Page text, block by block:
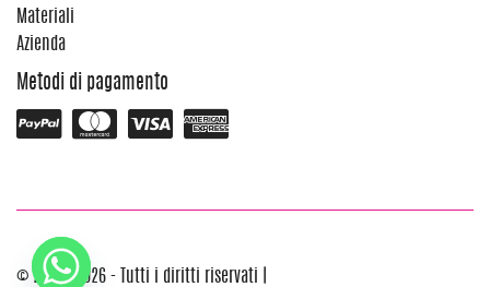
Materiali
Azienda
Metodi di pagamento
© 2012 - 2026 - Tutti i diritti riservati |